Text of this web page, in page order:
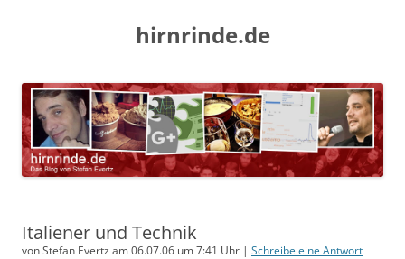
hirnrinde.de
Italiener und Technik
von Stefan Evertz am 06.07.06 um 7:41 Uhr | Schreibe eine Antwort